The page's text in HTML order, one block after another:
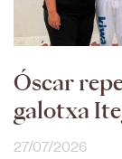
Óscar
galotxa
27/07/2026